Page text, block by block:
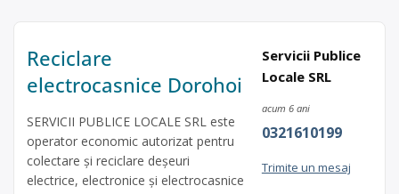
Reciclare
electrocasnice Dorohoi
SERVICII PUBLICE LOCALE SRL este
operator economic autorizat pentru
colectare și reciclare deșeuri
electrice, electronice și electrocasnice
Servicii Publice
Locale SRL
acum 6 ani
0321610199
Trimite un mesaj